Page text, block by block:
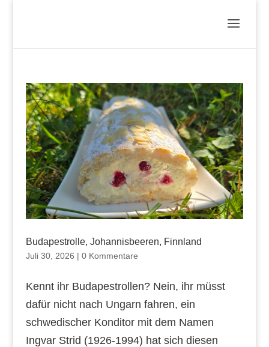
Budapestrolle, Johannisbeeren, Finnland
Juli 30, 2026 | 0 Kommentare
Kennt ihr Budapestrollen? Nein, ihr müsst
dafür nicht nach Ungarn fahren, ein
schwedischer Konditor mit dem Namen
Ingvar Strid (1926-1994) hat sich diesen